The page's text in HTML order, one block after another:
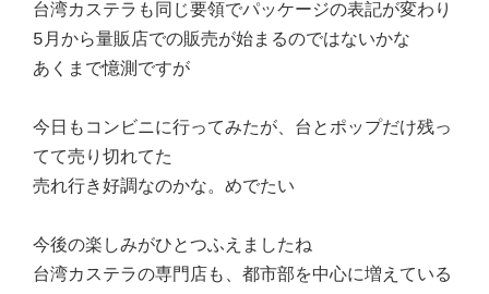
台湾カステラも同じ要領でパッケージの表記が変わり
5月から量販店での販売が始まるのではないかな
あくまで憶測ですが
今日もコンビニに行ってみたが、台とポップだけ残っ
てて売り切れてた
売れ行き好調なのかな。めでたい
今後の楽しみがひとつふえましたね
台湾カステラの専門店も、都市部を中心に増えている